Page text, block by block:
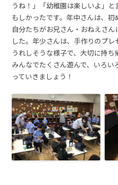
うね！」「幼稚園は楽しいよ」
もしかったです。年中さんは、初
自分たちがお兄さん・おねえさ
した。年少さんは、手作りのプレ
うれしそうな様子で、大切に持ち
みんなでたくさん遊んで、いろ
っていきましょう！